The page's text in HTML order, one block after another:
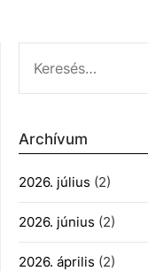
Archívum
2026. július (2)
2026. június (2)
2026. április (2)